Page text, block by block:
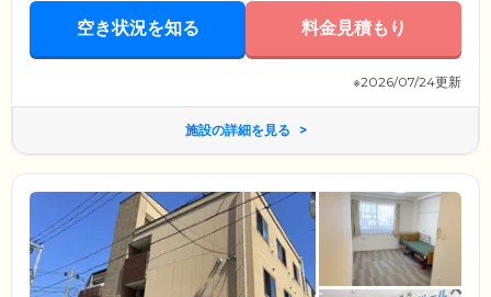
空き状況を知る 料金見積もり
※2026/07/24更新
施設の詳細を見る